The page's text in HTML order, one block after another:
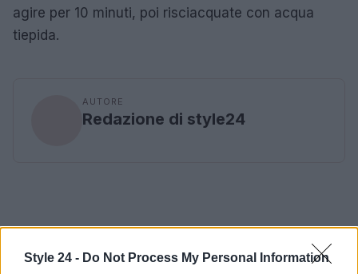
Style 24 - Do Not Process My Personal Information
agire per 10 minuti, poi risciacquate con acqua
tiepida.
AUTORE
Redazione di style24